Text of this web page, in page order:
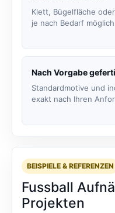
Klett, Bügelfläche
je nach Bedarf
Nach Vorgabe
Standardmotive und
exakt nach Ihren
BEISPIELE & REFERENZEN
Fussball
Projekten